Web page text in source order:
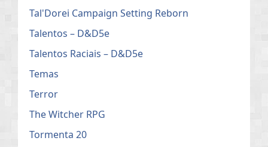
Tal'Dorei Campaign Setting Reborn
Talentos – D&D5e
Talentos Raciais – D&D5e
Temas
Terror
The Witcher RPG
Tormenta 20